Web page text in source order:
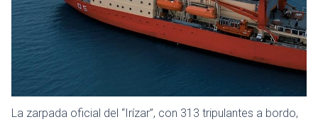
La zarpada oficial del “Irízar”, con 313 tripulantes a bordo,